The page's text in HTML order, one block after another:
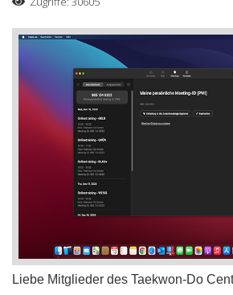
Liebe Mitglieder des Taekwon-Do